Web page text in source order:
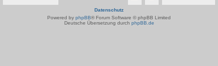
Datenschutz
Powered by phpBB® Forum Software © phpBB Limited
Deutsche Übersetzung durch phpBB.de